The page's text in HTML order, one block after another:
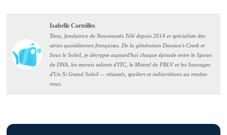
Isabelle Corteilles
Titou, fondatrice de Nouveautés Télé depuis 2014 et spécialiste des
séries quotidiennes françaises. De la génération Dawson's Creek et
Sous le Soleil, je décrypte aujourd'hui chaque épisode entre le Spoon
de DNA, les marais salants d'ITC, le Mistral de PBLV et les Sauvages
d'Un Si Grand Soleil — résumés, spoilers et indiscrétions au rendez-
vous.